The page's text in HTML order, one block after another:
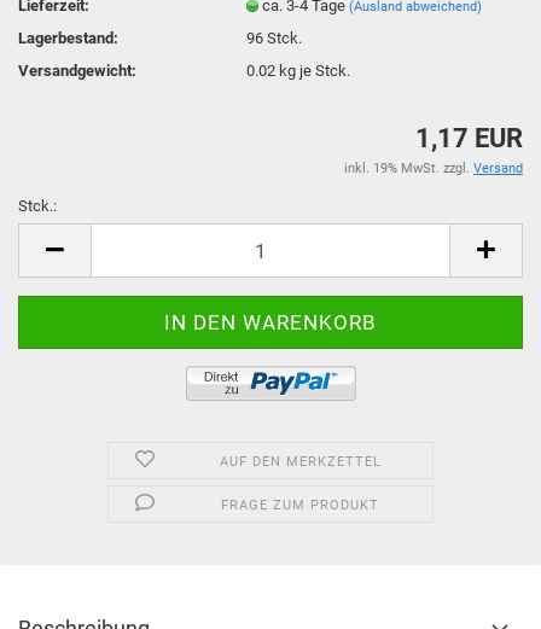
Lieferzeit:
ca. 3-4 Tage(Ausland abweichend)
Lagerbestand: 96Stck.
Versandgewicht:
0.02 kg je Stck.
1,17 EUR
inkl. 19% MwSt. zzgl. Versand
Stck.:
AUF DEN MERKZETTEL
FRAGE ZUM PRODUKT